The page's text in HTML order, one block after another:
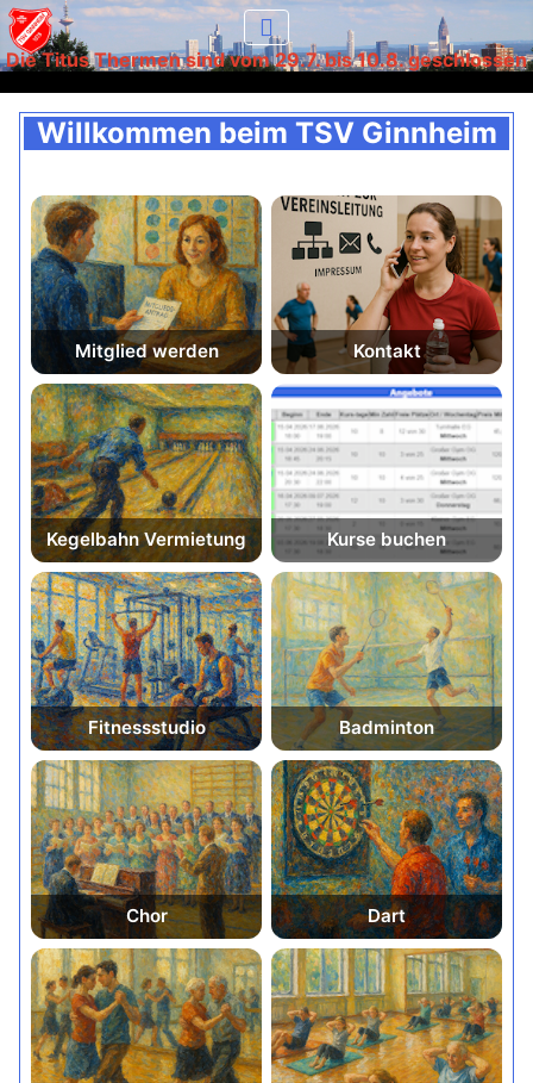
Die Titus Thermen sind vom 29.7. bis 10.8. geschlossen
Willkommen beim TSV Ginnheim
Mitglied werden Kontakt
Kegelbahn Vermie­tung Kurse buchen
Fitnessstudio Badminton
Chor Dart